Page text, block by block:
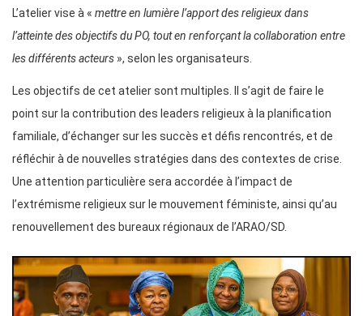
L’atelier vise à « mettre en lumière l’apport des religieux dans
l’atteinte des objectifs du PO, tout en renforçant la collaboration entre
les différents acteurs », selon les organisateurs.
Les objectifs de cet atelier sont multiples. Il s’agit de faire le
point sur la contribution des leaders religieux à la planification
familiale, d’échanger sur les succès et défis rencontrés, et de
réfléchir à de nouvelles stratégies dans des contextes de crise.
Une attention particulière sera accordée à l’impact de
l’extrémisme religieux sur le mouvement féministe, ainsi qu’au
renouvellement des bureaux régionaux de l’ARAO/SD.